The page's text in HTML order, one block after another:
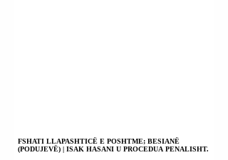
FSHATI LLAPASHTICË E POSHTME; BESIANË
(PODUJEVË) | ISAK HASANI U PROCEDUA PENALISHT.